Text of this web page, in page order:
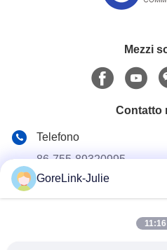
Mezzi
Contatto
Telefono
86-755-89320995
GoreLink-Julie